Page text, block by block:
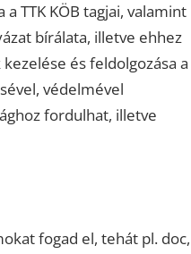
TTK KÖB tagjai, valamint
bírálata, illetve ehhez
és feldolgozása a
védelmével
fordulhat, illetve
fogad el, tehát pl. doc,